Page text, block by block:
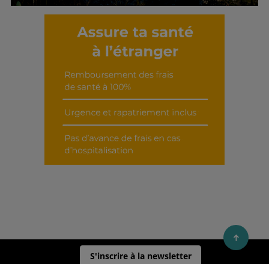
Découvrir cet interview
S'inscrire à la newsletter